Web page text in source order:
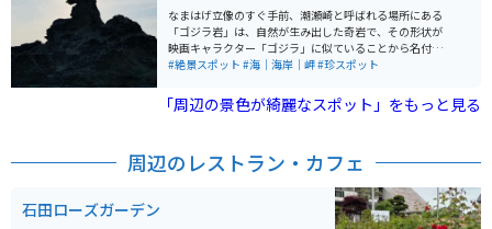
なまはげ立像のすぐ手前、潮瀬崎と呼ばれる場所にある
「ゴジラ岩」は、自然が生み出した奇岩で、その形状が
映画キャラクター「ゴジラ」に似ていることから名付け
られました。特に夕暮れ時には、ゴジラが夕日に向かっ
家が訪れます。 この岩は、約3,000万年前の火山活動に
よる火山礫凝灰岩が風化して形成されたもので、周辺に
ら車で約50分で、駐車場から岩場までは徒歩数分の距離
#絶景スポット #海｜海岸｜岬#珍スポット
「周辺の景色が綺麗なスポット」をもっと見る
周辺のレストラン・カフェ
石田ローズガーデン